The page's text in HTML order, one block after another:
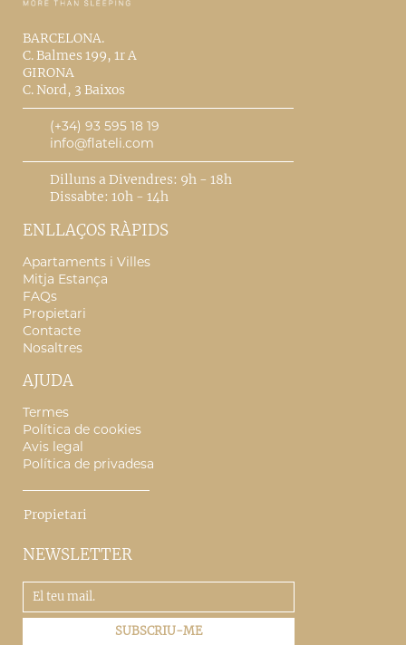
BARCELONA.
C. Balmes 199, 1r A
GIRONA
C. Nord, 3 Baixos
(+34) 93 595 18 19
info@flateli.com
Dilluns a Divendres: 9h - 18h
Dissabte: 10h - 14h
ENLLAÇOS RÀPIDS
Apartaments i Villes
Mitja Estança
FAQs
Propietari
Contacte
Nosaltres
AJUDA
Termes
Política de cookies
Avis legal
Política de privadesa
Propietari
NEWSLETTER